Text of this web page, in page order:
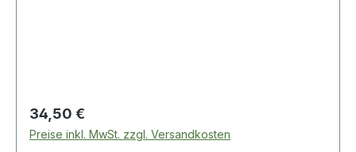
Nachziehen mehrinklusive 3 Adapter mit
Sonderprofilenmit 1-KomponentengriffSpezial-
Kunststoff Weitere Produkte im Bereich WC-Sitz
Regulärer Preis:
34,50 €
Preise inkl. MwSt. zzgl. Versandkosten